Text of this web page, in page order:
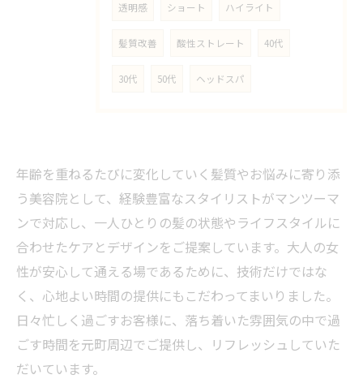
透明感 ショート ハイライト
髪質改善 酸性ストレート 40代
30代 50代 ヘッドスパ
年齢を重ねるたびに変化していく髪質やお悩みに寄り添
う美容院として、経験豊富なスタイリストがマンツーマ
ンで対応し、一人ひとりの髪の状態やライフスタイルに
合わせたケアとデザインをご提案しています。大人の女
性が安心して通える場であるために、技術だけではな
く、心地よい時間の提供にもこだわってまいりました。
日々忙しく過ごすお客様に、落ち着いた雰囲気の中で過
ごす時間を元町周辺でご提供し、リフレッシュしていた
だいています。